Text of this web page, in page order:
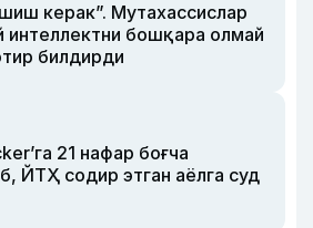
керак”. Мутахассислар
интеллектни бошқара олмай
билдирди
21 нафар боғча
ЙТҲ содир этган аёлга суд